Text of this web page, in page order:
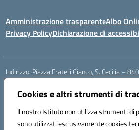
Cookies e altri strumenti di
Il nostro Istituto non utilizza strumenti di
sono utilizzati esclusivamente cookies
Amministrazione trasparenteAlbo
Privacy PolicyDichiarazione di
Indirizzo: Piazza Fratelli Cianco, S. Cecilia –
Centralino:
Posta elettronica certificata (PEC):
Codice fiscale: 91028680659
Codice meccanografico:SAIC81900C